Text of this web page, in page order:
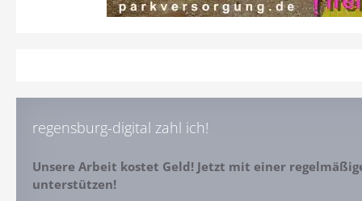
regensburg-digital zahl ich!
Unsere Arbeit kostet Geld! Jetzt mit einer
unterstützen!